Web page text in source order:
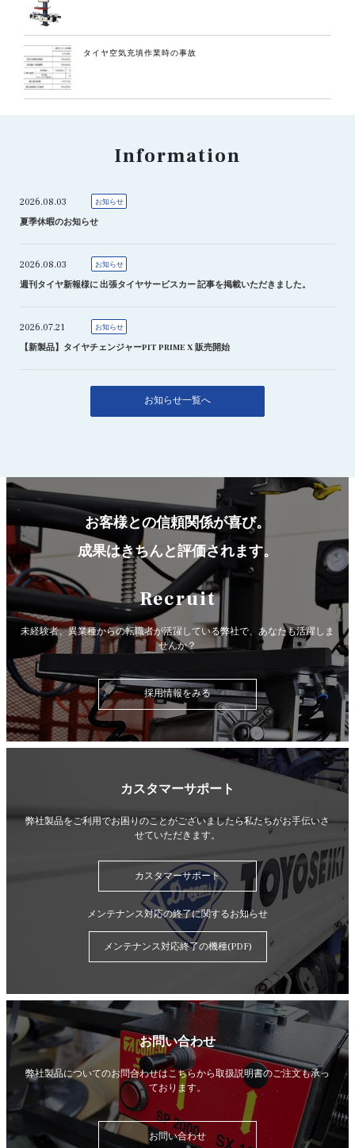
タイヤ空気充填作業時の事故
Information
2026.08.03 お知らせ
夏季休暇のお知らせ
2026.08.03 お知らせ
週刊タイヤ新報様に 出張タイヤサービスカー 記事を掲載いただきました。
2026.07.21 お知らせ
【新製品】タイヤチェンジャーPIT PRIME X 販売開始
お知らせ一覧へ
お客様との信頼関係が喜び。
成果はきちんと評価されます。
Recruit
未経験者、異業種からの転職者が活躍している弊社で、 あなたも活躍しま
せんか？
採用情報をみる
カスタマーサポート
弊社製品をご利用でお困りのことがございましたら私たちがお手伝いさ
せていただきます。
カスタマーサポート
メンテナンス対応の終了に関するお知らせ
メンテナンス対応終了の機種(PDF)
お問い合わせ
弊社製品についてのお問合わせはこちらから取扱説明書のご注文も承っ
ております。
お問い合わせ